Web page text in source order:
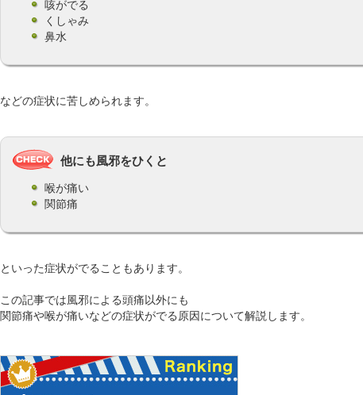
咳がでる
くしゃみ
鼻水
などの症状に苦しめられます。
他にも風邪をひくと
喉が痛い
関節痛
といった症状がでることもあります。
この記事では風邪による頭痛以外にも
関節痛や喉が痛いなどの症状がでる原因について解説します。